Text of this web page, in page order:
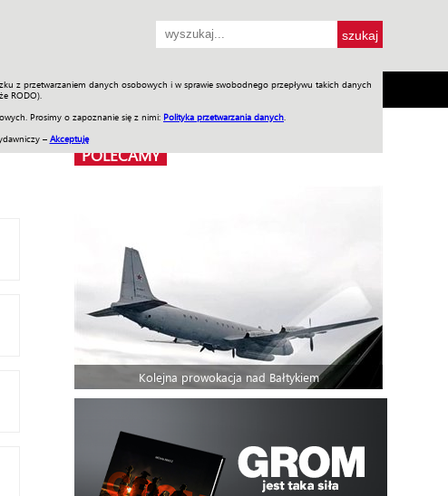
z przetwarzaniem danych osobowych i w sprawie swobodnego przepływu takich danych
RODO).
Prosimy o zapoznanie się z nimi: Polityka przetwarzania danych
– Akceptuję
ENGLISH SKLEP Jednodniówki Praca w WIW
POLECAMY
Kolejna prowokacja nad Bałtykiem